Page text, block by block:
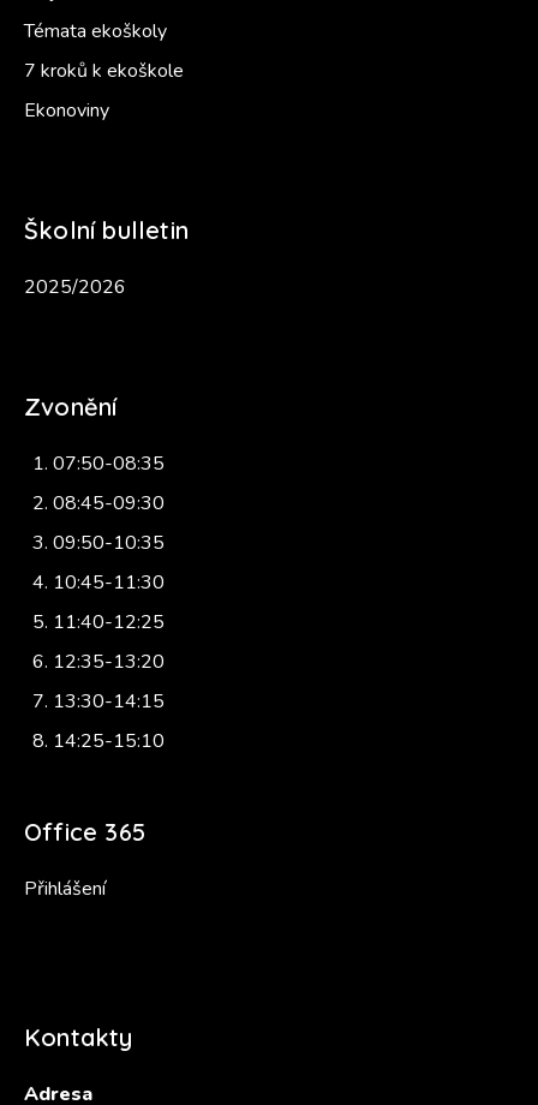
Témata ekoškoly
7 kroků k ekoškole
Ekonoviny
Školní bulletin
2025/2026
Zvonění
07:50-08:35
08:45-09:30
09:50-10:35
10:45-11:30
11:40-12:25
12:35-13:20
13:30-14:15
14:25-15:10
Office 365
Přihlášení
Kontakty
Adresa